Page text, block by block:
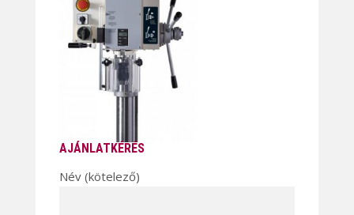
AJÁNLATKÉRÉS
Név (kötelező)